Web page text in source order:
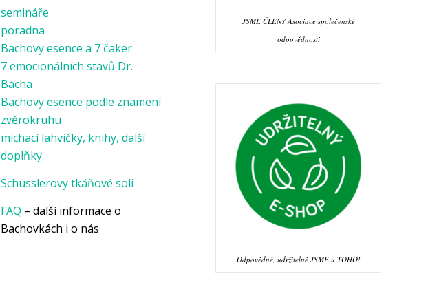
semináře
poradna
Bachovy esence a 7 čaker
7 emocionálních stavů Dr.
Bacha
Bachovy esence podle znamení
zvěrokruhu
míchací lahvičky, knihy, další
doplňky
Schüsslerovy tkáňové soli
FAQ – další informace o
Bachovkách i o nás
JSME ČLENY Asociace společenské
odpovědnosti
Odpovědně, udržitelně JSME u TOHO!